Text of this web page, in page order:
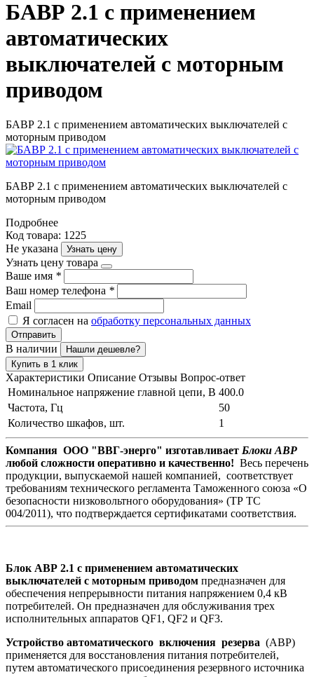
БАВР 2.1 с применением
автоматических
выключателей с моторным
приводом
БАВР 2.1 с применением автоматических выключателей с
моторным приводом
БАВР 2.1 с применением автоматических выключателей с
моторным приводом
Подробнее
Код товара: 1225
Не указана
Узнать цену
Узнать цену товара
Ваше имя *
Ваш номер телефона *
Email
Я согласен на обработку персональных данных
Отправить
В наличии
Нашли дешевле?
Купить в 1 клик
Характеристики Описание Отзывы Вопрос-ответ
Номинальное напряжение главной цепи, В 400.0
Частота, Гц
50
Количество шкафов, шт.
1
Компания ООО "ВВГ-энерго" изготавливает Блоки АВР
любой сложности оперативно и качественно! Весь перечень
продукции, выпускаемой нашей компанией, соответствует
требованиям технического регламента Таможенного союза «О
безопасности низковольтного оборудования» (ТР ТС
004/2011), что подтверждается сертификатами соответствия.
Блок АВР 2.1 с применением автоматических
выключателей с моторным приводом предназначен для
обеспечения непрерывности питания напряжением 0,4 кВ
потребителей. Он предназначен для обслуживания трех
исполнительных аппаратов QF1, QF2 и QF3.
Устройство автоматического включения резерва (АВР)
применяется для восстановления питания потребителей,
путем автоматического присоединения резервного источника